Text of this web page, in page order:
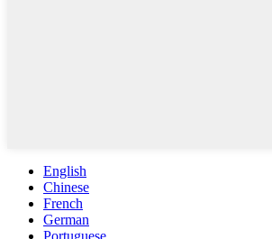
English
Chinese
French
German
Portuguese